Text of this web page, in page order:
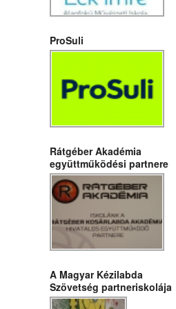
ProSuli
Rátgéber Akadémia
együttműködési partnere
A Magyar Kézilabda
Szövetség partneriskolája